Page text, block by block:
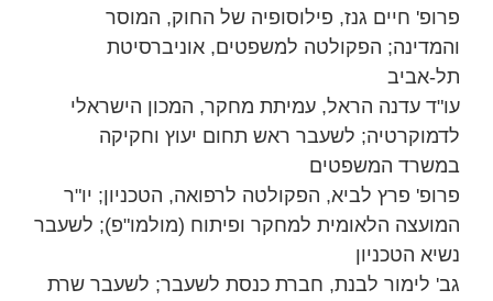
פרופ' חיים גנז, פילוסופיה של החוק, המוסר
והמדינה; הפקולטה למשפטים, אוניברסיטת
תל-אביב
עו"ד עדנה הראל, עמיתת מחקר, המכון הישראלי
לדמוקרטיה; לשעבר ראש תחום יעוץ וחקיקה
במשרד המשפטים
פרופ' פרץ לביא, הפקולטה לרפואה, הטכניון; יו"ר
המועצה הלאומית למחקר ופיתוח (מולמו"פ); לשעבר
נשיא הטכניון
גב' לימור לבנת, חברת כנסת לשעבר; לשעבר שרת